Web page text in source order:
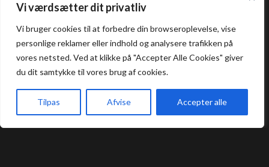
Vi værdsætter dit privatliv
Vi bruger cookies til at forbedre din browseroplevelse, vise
personlige reklamer eller indhold og analysere trafikken på
vores netsted. Ved at klikke på "Accepter Alle Cookies" giver
du dit samtykke til vores brug af cookies.
Tilpas Afvise Accepter alle
Køkkenet lukker en halv time før lukketid.
Praktisk
Takeaway